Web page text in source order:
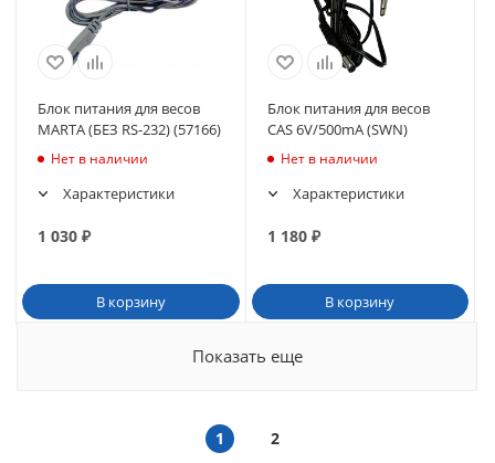
Блок питания для весов
MARTA (БЕЗ RS-232) (57166)
Нет в наличии
Характеристики
1 030 ₽
В корзину
Блок питания для весов
CAS 6V/500mA (SWN)
Нет в наличии
Характеристики
1 180₽
В корзину
Показать еще
1 2